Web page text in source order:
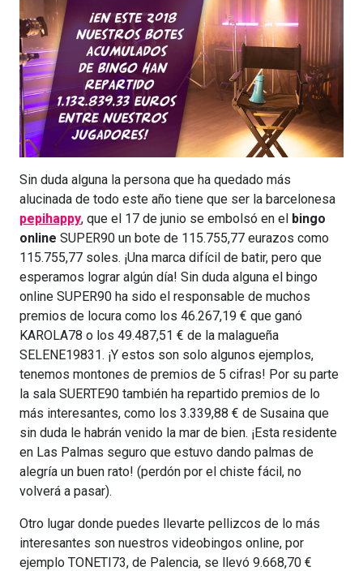
Sin duda alguna la persona que ha quedado más
alucinada de todo este año tiene que ser la barcelonesa
pepihappy, que el 17 de junio se embolsó en el bingo
online SUPER90 un bote de 115.755,77 eurazos como
115.755,77 soles. ¡Una marca difícil de batir, pero que
esperamos lograr algún día! Sin duda alguna el bingo
online SUPER90 ha sido el responsable de muchos
premios de locura como los 46.267,19 € que ganó
KAROLA78 o los 49.487,51 € de la malagueña
SELENE19831. ¡Y estos son solo algunos ejemplos,
tenemos montones de premios de 5 cifras! Por su parte
la sala SUERTE90 también ha repartido premios de lo
más interesantes, como los 3.339,88 € de Susaina que
sin duda le habrán venido la mar de bien. ¡Esta residente
en Las Palmas seguro que estuvo dando palmas de
alegría un buen rato! (perdón por el chiste fácil, no
volverá a pasar).
Otro lugar donde puedes llevarte pellizcos de lo más
interesantes son nuestros videobingos online, por
ejemplo TONETI73, de Palencia, se llevó 9.668,70 €